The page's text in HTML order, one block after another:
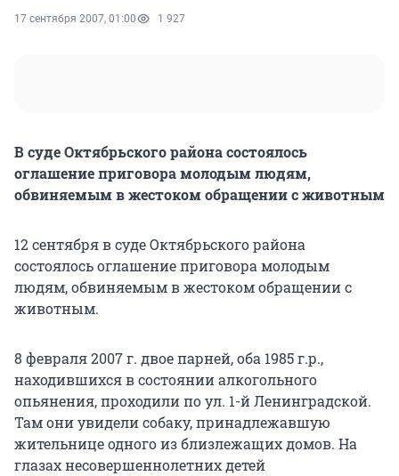
17 сентября 2007, 01:00 1 927
В суде Октябрьского района состоялось
оглашение приговора молодым людям,
обвиняемым в жестоком обращении с животным
12 сентября в суде Октябрьского района
состоялось оглашение приговора молодым
людям, обвиняемым в жестоком обращении с
животным.
8 февраля 2007 г. двое парней, оба 1985 г.р.,
находившихся в состоянии алкогольного
опьянения, проходили по ул. 1-й Ленинградской.
Там они увидели собаку, принадлежавшую
жительнице одного из близлежащих домов. На
глазах несовершеннолетних детей